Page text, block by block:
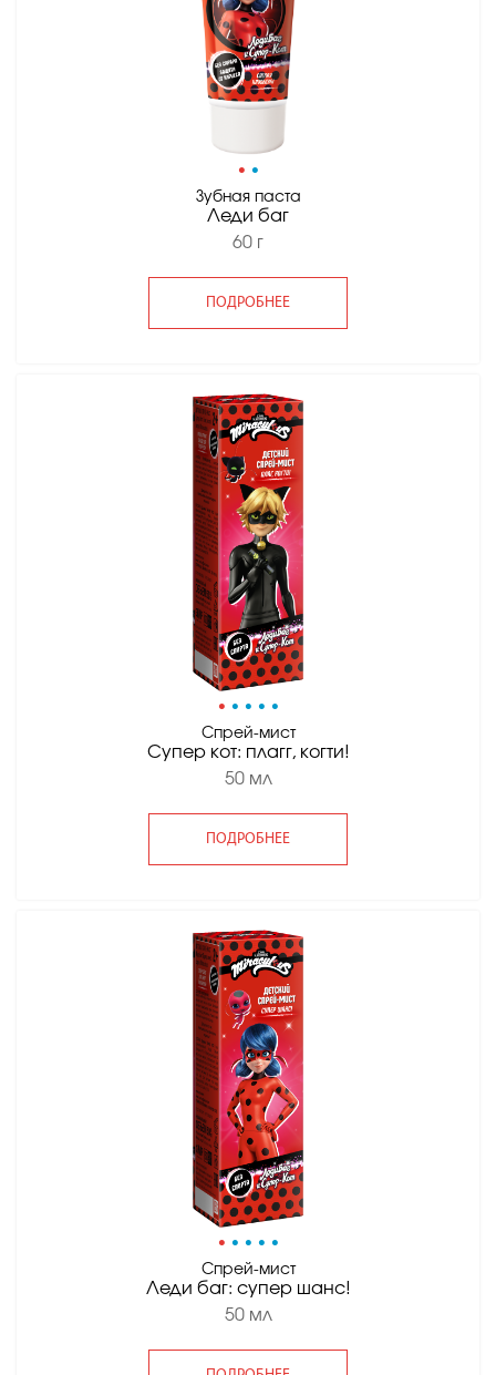
• •
Зубная паста
Леди баг
60 г
ПОДРОБНЕЕ
• • • • •
Спрей-мист
Супер кот: плагг, когти!
50 мл
ПОДРОБНЕЕ
• • • • •
Спрей-мист
Леди баг: супер шанс!
50 мл